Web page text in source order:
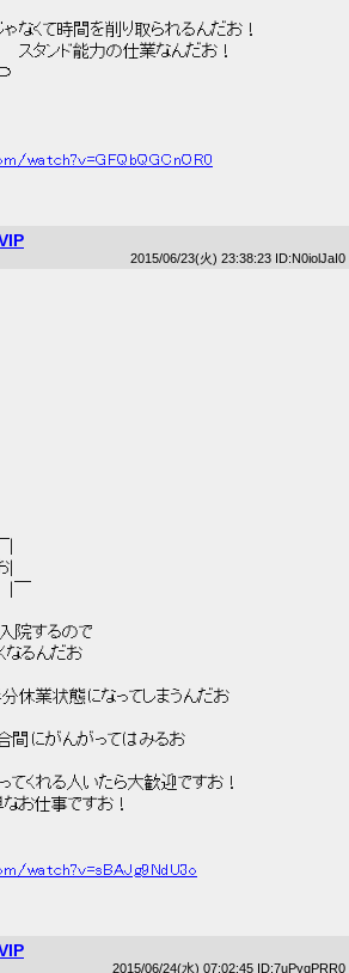
くて時間を削り取られるんだお！
　スタンド能力の仕業なんだお！
|⊃
watch?v=GFQbQGCnOR0
2015/06/23(火) 23:38:23 ID:N0iolJaI0
|
|
院するので
なるんだお
休業状態になってしまうんだお
間にがんがってはみるお
てくれる人いたら大歓迎ですお！
お仕事ですお！
watch?v=sBAJg9NdU3o
2015/06/24(水) 07:02:45 ID:7uPyqPRR0